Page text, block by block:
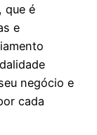
que é
e
negócio e
cada